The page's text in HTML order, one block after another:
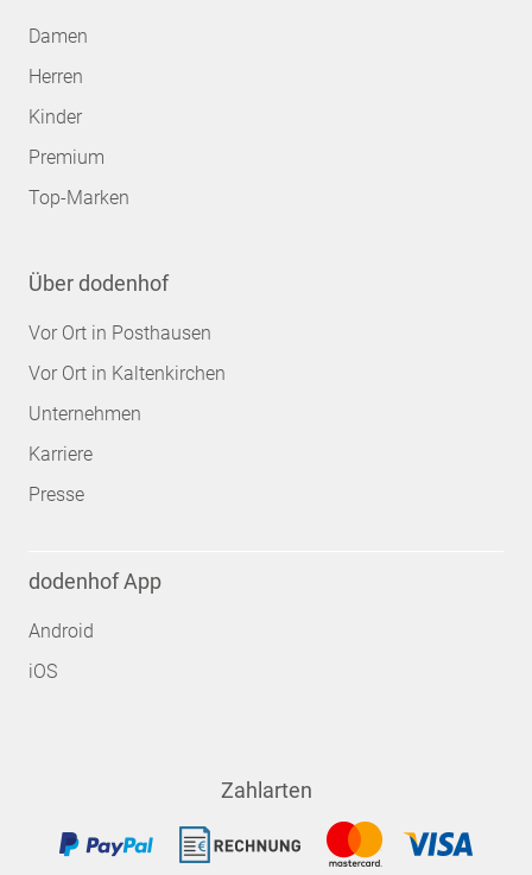
Damen
Herren
Kinder
Premium
Top-Marken
Über dodenhof
Vor Ort in Posthausen
Vor Ort in Kaltenkirchen
Unternehmen
Karriere
Presse
dodenhof App
Android
iOS
Zahlarten